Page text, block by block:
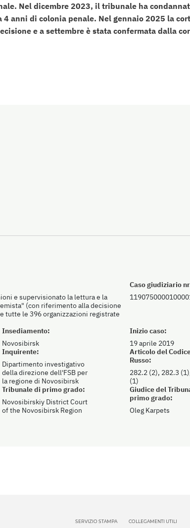
Nel dicembre 2023, il tribunale ha
4 anni di colonia penale. Nel gennaio 2025 la
e a settembre è stata confermata dalla
Insediamento:
Novosibirsk
e supervisionato la lettura e la
(con riferimento alla decisione
tutte le 396 organizzazioni registrate
Caso giudiziario
Inizio caso:
19 aprile 2019
Inquirente:
Dipartimento investigativo
della direzione dell'FSB per
la regione di Novosibirsk
Articolo del
Russo:
282.2 (2), 282.3
(1)
Tribunale di primo grado:
Novosibirskiy District Court
of the Novosibirsk Region
Giudice del
primo grado:
Oleg Karpets
SERVIZIO STAMPA COLLEGAMENTI UTILI